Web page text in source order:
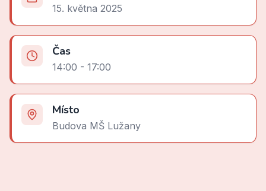
15. května 2025
Čas
14:00 - 17:00
Místo
Budova MŠ Lužany